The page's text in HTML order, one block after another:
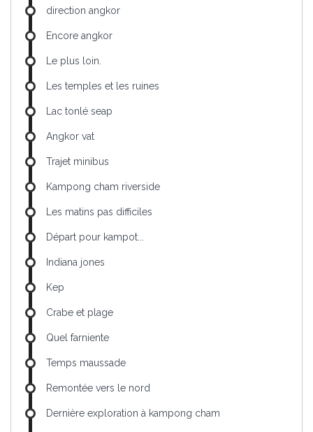
direction angkor
Encore angkor
Le plus loin.
Les temples et les ruines
Lac tonlé seap
Angkor vat
Trajet minibus
Kampong cham riverside
Les matins pas difficiles
Départ pour kampot...
Indiana jones
Kep
Crabe et plage
Quel farniente
Temps maussade
Remontée vers le nord
Dernière exploration à kampong cham